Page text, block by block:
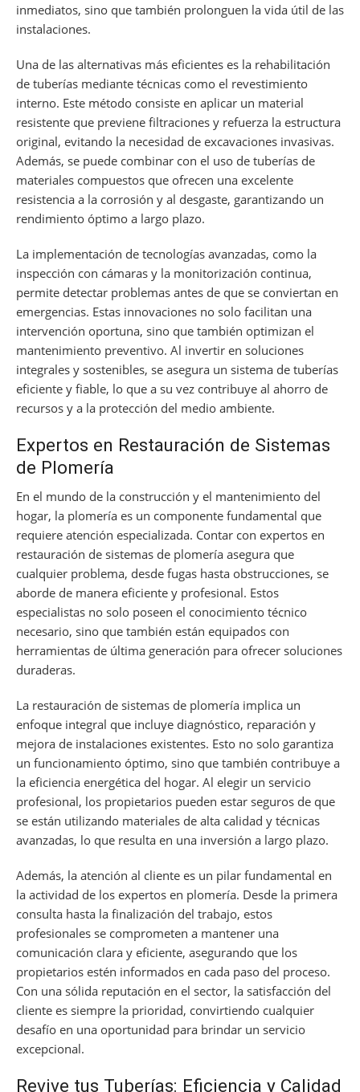
inmediatos, sino que también prolonguen la vida útil de las
instalaciones.
Una de las alternativas más eficientes es la rehabilitación
de tuberías mediante técnicas como el revestimiento
interno. Este método consiste en aplicar un material
resistente que previene filtraciones y refuerza la estructura
original, evitando la necesidad de excavaciones invasivas.
Además, se puede combinar con el uso de tuberías de
materiales compuestos que ofrecen una excelente
resistencia a la corrosión y al desgaste, garantizando un
rendimiento óptimo a largo plazo.
La implementación de tecnologías avanzadas, como la
inspección con cámaras y la monitorización continua,
permite detectar problemas antes de que se conviertan en
emergencias. Estas innovaciones no solo facilitan una
intervención oportuna, sino que también optimizan el
mantenimiento preventivo. Al invertir en soluciones
integrales y sostenibles, se asegura un sistema de tuberías
eficiente y fiable, lo que a su vez contribuye al ahorro de
recursos y a la protección del medio ambiente.
Expertos en Restauración de Sistemas
de Plomería
En el mundo de la construcción y el mantenimiento del
hogar, la plomería es un componente fundamental que
requiere atención especializada. Contar con expertos en
restauración de sistemas de plomería asegura que
cualquier problema, desde fugas hasta obstrucciones, se
aborde de manera eficiente y profesional. Estos
especialistas no solo poseen el conocimiento técnico
necesario, sino que también están equipados con
herramientas de última generación para ofrecer soluciones
duraderas.
La restauración de sistemas de plomería implica un
enfoque integral que incluye diagnóstico, reparación y
mejora de instalaciones existentes. Esto no solo garantiza
un funcionamiento óptimo, sino que también contribuye a
la eficiencia energética del hogar. Al elegir un servicio
profesional, los propietarios pueden estar seguros de que
se están utilizando materiales de alta calidad y técnicas
avanzadas, lo que resulta en una inversión a largo plazo.
Además, la atención al cliente es un pilar fundamental en
la actividad de los expertos en plomería. Desde la primera
consulta hasta la finalización del trabajo, estos
profesionales se comprometen a mantener una
comunicación clara y eficiente, asegurando que los
propietarios estén informados en cada paso del proceso.
Con una sólida reputación en el sector, la satisfacción del
cliente es siempre la prioridad, convirtiendo cualquier
desafío en una oportunidad para brindar un servicio
excepcional.
Revive tus Tuberías: Eficiencia y Calidad